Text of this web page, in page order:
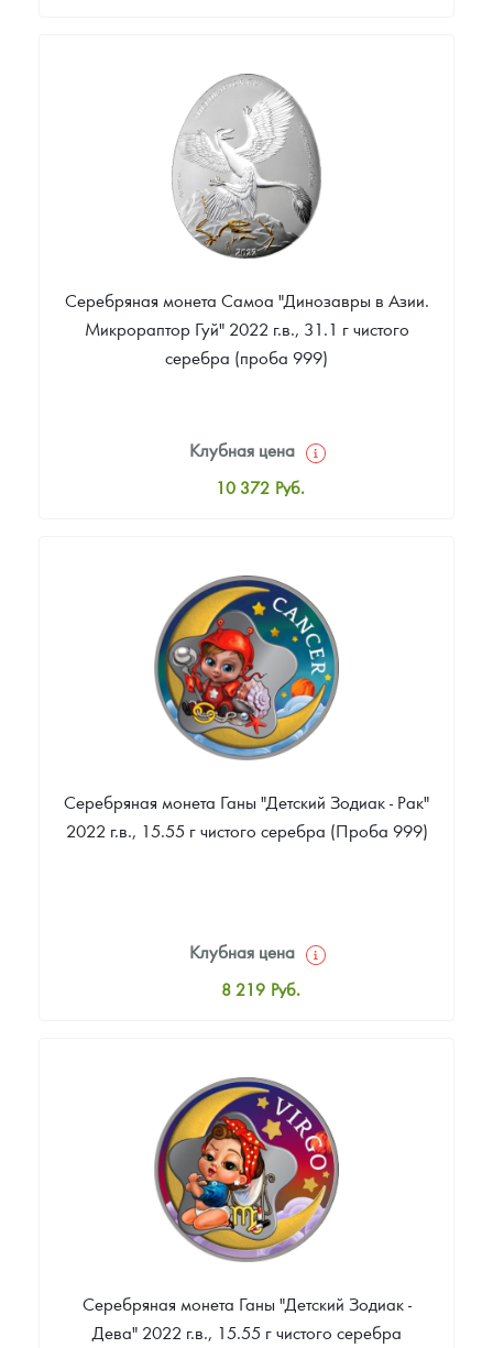
Цена выкупа
Звоните
Серебряная монета Самоа "Динозавры в Азии.
Микрораптор Гуй" 2022 г.в., 31.1 г чистого
серебра (проба 999)
Клубная цена
10 372 Руб.
Цена выкупа
Звоните
Серебряная монета Ганы "Детский Зодиак - Рак"
2022 г.в., 15.55 г чистого серебра (Проба 999)
Клубная цена
8 219 Руб.
Цена выкупа
Звоните
Серебряная монета Ганы "Детский Зодиак -
Дева" 2022 г.в., 15.55 г чистого серебра